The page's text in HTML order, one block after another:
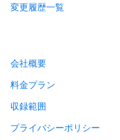
変更履歴一覧
会社概要
料金プラン
収録範囲
プライバシーポリシー